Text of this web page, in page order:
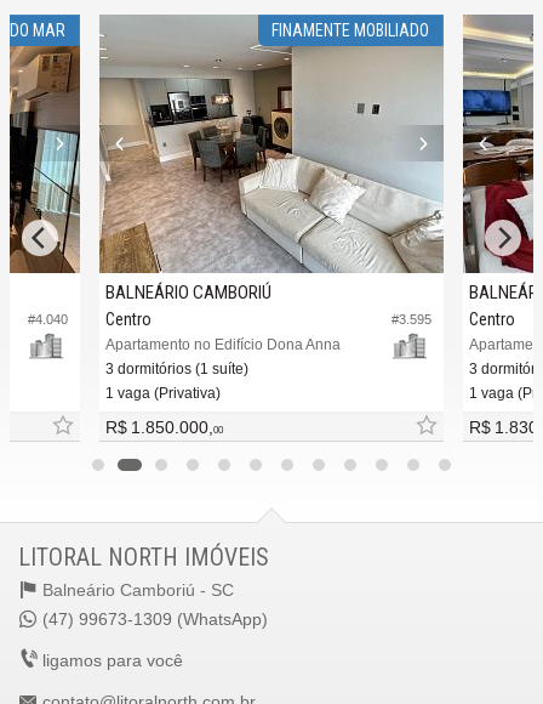
DO MAR
#4.040
FINAMENTE MOBILIADO
#3.595
BALNEÁRIO CAMBORIÚ
Centro
Apartamento no Edifício Dona Anna
3 dormitórios (1 suíte)
1 vaga (Privativa)
R$ 1.850.000, 00
Centro
3
1 vaga
R$
LITORAL NORTH IMÓVEIS
Balneário Camboriú - SC
(47) 99673-1309 (WhatsApp)
ligamos para você